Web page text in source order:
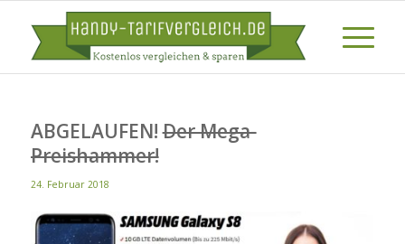
ABGELAUFEN!Der Mega-
Preishammer!
24. Februar 2018